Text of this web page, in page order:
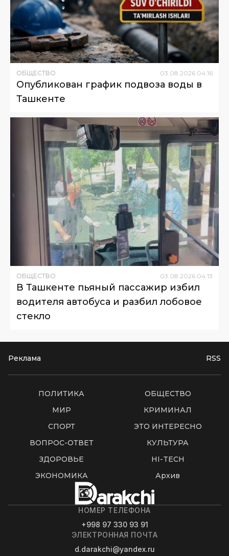
ОБЩЕСТВО 03 08 2026 04:16
Опубликован график подвоза воды в
Ташкенте
ОБЩЕСТВО 03 08 2026 04:13
В Ташкенте пьяный пассажир избил
водителя автобуса и разбил лобовое
стекло
Реклама RSS
ПОЛИТИКА
ОБЩЕСТВО
МИР
КРИМИНАЛ
СПОРТ
ЭТО ИНТЕРЕСНО
ВОПРОС-ОТВЕТ
КУЛЬТУРА
ЗДОРОВЬЕ
HI-TECH
ЭКОНОМИКА
Архив
НОМЕР ТЕЛЕФОНА
+998 97 330 93 91
ЭЛЕКТРОННАЯ ПОЧТА
d.darakchi@yandex.ru